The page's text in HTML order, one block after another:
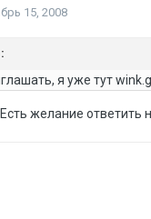
15, 2008
я уже тут
Есть желание ответить